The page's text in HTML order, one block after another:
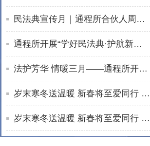
民法典宣传月｜通程所合伙人周波开展普法宣讲活动
通程所开展“学好民法典·护航新生活”普法进社区活动
法护芳华 情暖三月——通程所开展2026年“三八维权周”普法宣传活动纪实
岁末寒冬送温暖 新春将至爱同行 | 通程“小蓓蕾”公益项目2025年走访纪实
岁末寒冬送温暖 新春将至爱同行 | 通程“小蓓蕾”公益项目2025年走访纪实